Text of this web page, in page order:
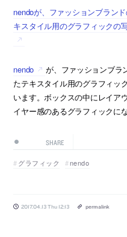
nendoが、ファッションブラン
キスタイル用のグラフィックの
nendo
が、ファッションブラ
たテキスタイル用のグラフィッ
います。ボックスの中にレイア
イヤー感のあるグラフィックに
SHARE
グラフィック nendo
2017.04.13 Thu 12:13 permalink